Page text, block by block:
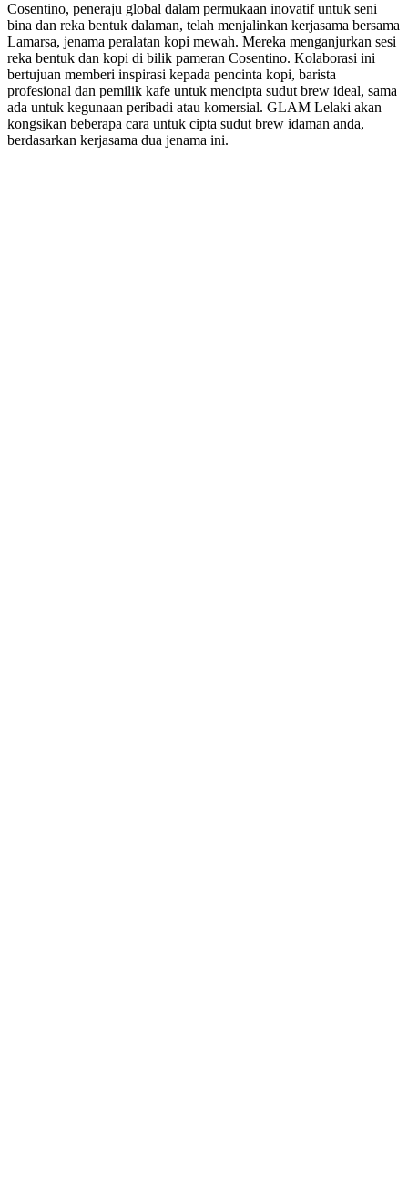
Cosentino, peneraju global dalam permukaan inovatif untuk seni
bina dan reka bentuk dalaman, telah menjalinkan kerjasama bersama
Lamarsa, jenama peralatan kopi mewah. Mereka menganjurkan sesi
reka bentuk dan kopi di bilik pameran Cosentino. Kolaborasi ini
bertujuan memberi inspirasi kepada pencinta kopi, barista
profesional dan pemilik kafe untuk mencipta sudut brew ideal, sama
ada untuk kegunaan peribadi atau komersial. GLAM Lelaki akan
kongsikan beberapa cara untuk cipta sudut brew idaman anda,
berdasarkan kerjasama dua jenama ini.